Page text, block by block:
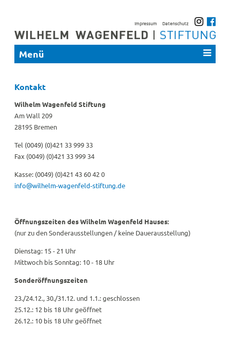
Impressum Datenschutz
Menü
Kontakt
Wilhelm Wagenfeld Stiftung
Am Wall 209
28195 Bremen
Tel (0049) (0)421 33 999 33
Fax (0049) (0)421 33 999 34
Kasse: (0049) (0)421 43 60 42 0
info@wilhelm-wagenfeld-stiftung.de
Öffnungszeiten des Wilhelm Wagenfeld Hauses:
(nur zu den Sonderausstellungen / keine Dauerausstellung)
Dienstag: 15 - 21 Uhr
Mittwoch bis Sonntag: 10 - 18 Uhr
Sonderöffnungszeiten
23./24.12., 30./31.12. und 1.1.: geschlossen
25.12.: 12 bis 18 Uhr geöffnet
26.12.: 10 bis 18 Uhr geöffnet